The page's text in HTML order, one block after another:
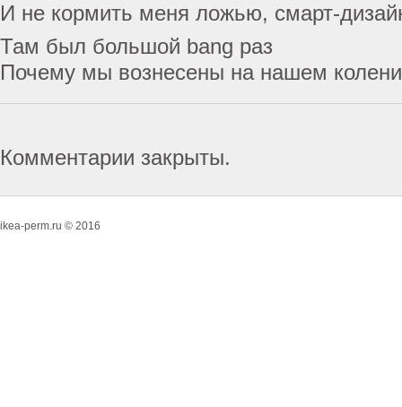
И не кормить меня ложью, смарт-
Там был большой bang раз
Почему мы вознесены на нашем
Комментарии закрыты.
ikea-perm.ru © 2016